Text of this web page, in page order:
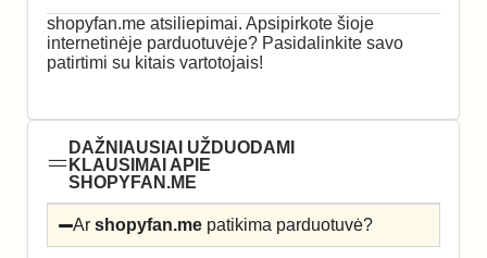
shopyfan.me atsiliepimai. Apsipirkote šioje
internetinėje parduotuvėje? Pasidalinkite savo
patirtimi su kitais vartotojais!
DAŽNIAUSIAI UŽDUODAMI
KLAUSIMAI APIE
SHOPYFAN.ME
Arshopyfan.me patikima parduotuvė?